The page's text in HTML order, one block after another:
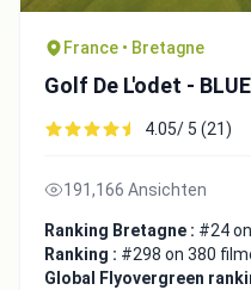
France • Bretagne
Golf De L'odet -
4.05/ 5 (21)
191,166 Ansichten
Ranking Bretagne : #24
Ranking : #298 on 380
Global Flyovergreen